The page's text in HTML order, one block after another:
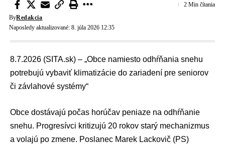
Naposledy aktualizované: 8. júla 2026 12:35
ByRedakcia
2 Min čítania
8.7.2026 (SITA.sk) – „Obce namiesto odhŕňania snehu
potrebujú vybaviť klimatizácie do zariadení pre seniorov
či závlahové systémy“
Obce dostávajú počas horúčav peniaze na odhŕňanie
snehu. Progresívci kritizujú 20 rokov starý mechanizmus
a volajú po zmene. Poslanec Marek Lackovič (PS)